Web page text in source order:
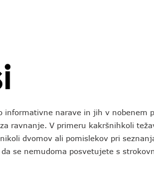
informativne narave in jih v nobenem
ravnanje. V primeru kakršnihkoli
dvomov ali pomislekov pri
se nemudoma posvetujete s